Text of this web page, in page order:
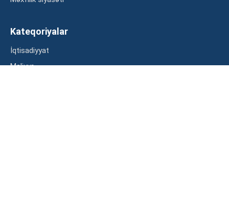
Kateqoriyalar
İqtisadiyyat
Maliyyə